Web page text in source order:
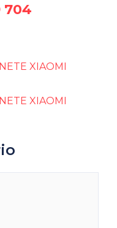
704
XIAOMI
XIAOMI